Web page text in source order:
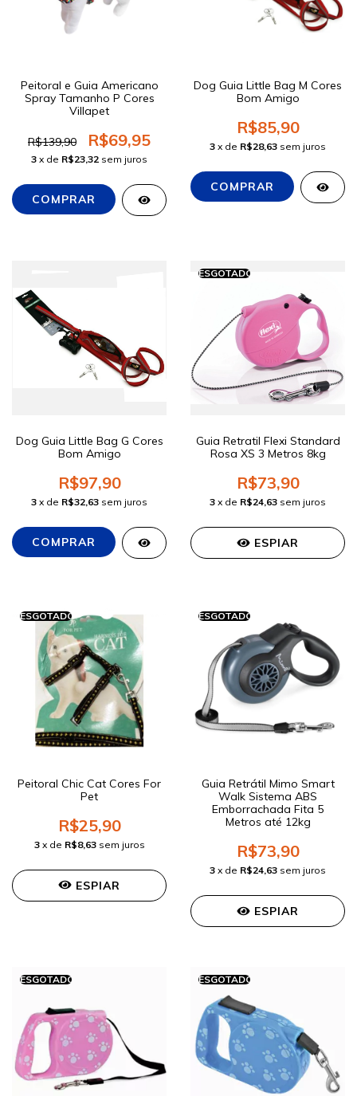
Peitoral e Guia Americano
Spray Tamanho P Cores
Villapet
R$139,90 R$69,95
3 x de R$23,32 sem juros
Dog Guia Little Bag M Cores
Bom Amigo
R$85,90
3 x de R$28,63 sem juros
Dog Guia Little Bag G Cores
Bom Amigo
R$97,90
3 x de R$32,63 sem juros
ESGOTADO
Guia Retratil Flexi Standard
Rosa XS 3 Metros 8kg
R$73,90
3 x de R$24,63 sem juros
ESPIAR
ESGOTADO
Peitoral Chic Cat Cores For
Pet
R$25,90
3 x de R$8,63 sem juros
ESPIAR
ESGOTADO
Guia Retrátil Mimo Smart
Walk Sistema ABS
Emborrachada Fita 5
Metros até 12kg
R$73,90
3 x de R$24,63 sem juros
ESPIAR
ESGOTADO ESGOTADO